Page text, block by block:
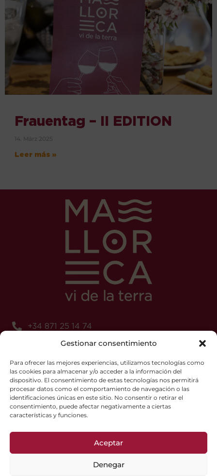
Gestionar consentimiento
Para ofrecer las mejores experiencias, utilizamos tecnologías como
las cookies para almacenar y/o acceder a la información del
dispositivo. El consentimiento de estas tecnologías nos permitirá
procesar datos como el comportamiento de navegación o las
identificaciones únicas en este sitio. No consentir o retirar el
consentimiento, puede afectar negativamente a ciertas
características y funciones.
Aceptar
Denegar
Frauentag – II EDITION
14. März 2025
Leer más »
+34 871 25 14 74
+34 618 71 94 57
promocio@vtmallorca.com
Cookies-Politik